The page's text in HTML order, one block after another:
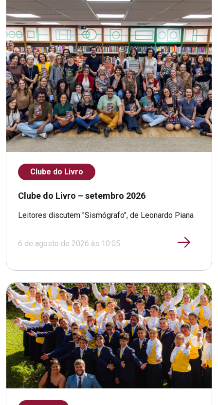
Clube do Livro
Clube do Livro – setembro 2026
Leitores discutem "Sismógrafo", de Leonardo Piana
6 de agosto de 2026 às 10:05